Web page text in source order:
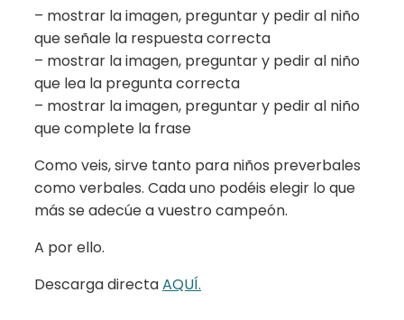
– mostrar la imagen, preguntar y pedir al niño
que señale la respuesta correcta
– mostrar la imagen, preguntar y pedir al niño
que lea la pregunta correcta
– mostrar la imagen, preguntar y pedir al niño
que complete la frase
Como veis, sirve tanto para niños preverbales
como verbales. Cada uno podéis elegir lo que
más se adecúe a vuestro campeón.
A por ello.
Descarga directaAQUÍ.